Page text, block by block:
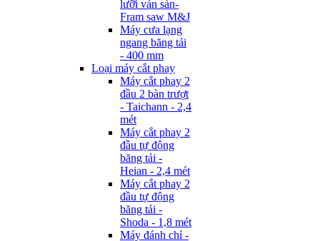
lưỡi ván sàn-
Fram saw M&J
Máy cưa lạng
ngang băng tải
- 400 mm
Loại máy cắt phay
Máy cắt phay 2
đầu 2 bàn trượt
- Taichann - 2,4
mét
Máy cắt phay 2
đầu tự động
băng tải -
Heian - 2,4 mét
Máy cắt phay 2
đầu tự động
băng tải -
Shoda - 1,8 mét
Máy đánh chỉ -